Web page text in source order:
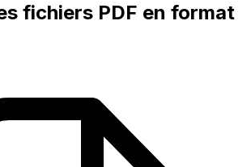
fichiers PDF en format